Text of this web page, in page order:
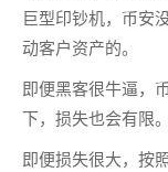
巨型印钞机，币安
动客户资产的。
即便黑客很牛逼，
下，损失也会有限。
即便损失很大，按